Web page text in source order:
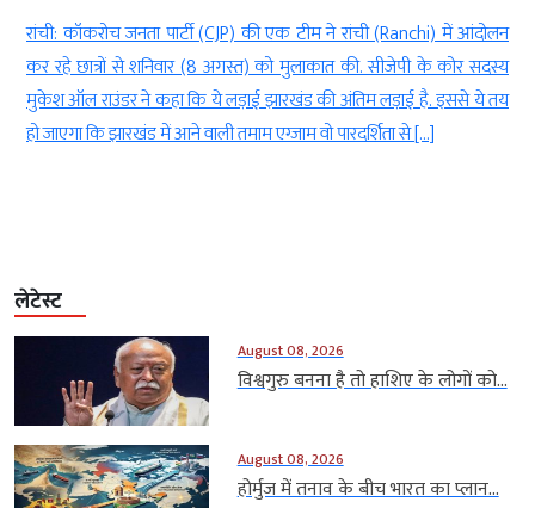
रांची: कॉकरोच जनता पार्टी (CJP) की एक टीम ने रांची (Ranchi) में आंदोलन
कर रहे छात्रों से शनिवार (8 अगस्त) को मुलाकात की. सीजेपी के कोर सदस्य
मुकेश ऑल राउंडर ने कहा कि ये लड़ाई झारखंड की अंतिम लड़ाई है. इससे ये तय
हो जाएगा कि झारखंड में आने वाली तमाम एग्जाम वो पारदर्शिता से […]
लेटेस्ट
August 08, 2026
विश्वगुरु बनना है तो हाशिए के लोगों को...
August 08, 2026
होर्मुज में तनाव के बीच भारत का प्लान...